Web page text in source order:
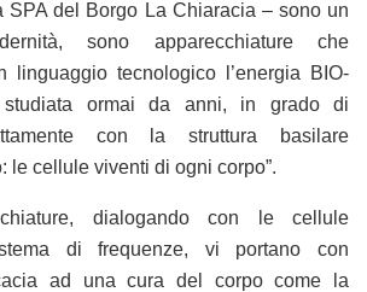
SPA del Borgo La Chiaracia – sono un
sono apparecchiature che
linguaggio tecnologico l’energia BIO-
studiata ormai da anni, in grado di
con la struttura basilare
le cellule viventi di ogni corpo”.
dialogando con le cellule
di frequenze, vi portano con
ad una cura del corpo come la